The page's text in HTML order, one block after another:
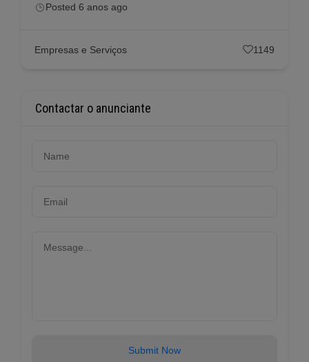
Posted 6 anos ago
Empresas e Serviços 1149
Contactar o anunciante
Submit Now